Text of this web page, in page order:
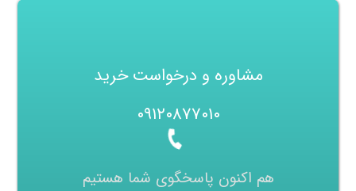
مشاوره و درخواست خرید
۰۹۱۲۰۸۷۷۰۱۰
هم اکنون پاسخگوی شما هستیم